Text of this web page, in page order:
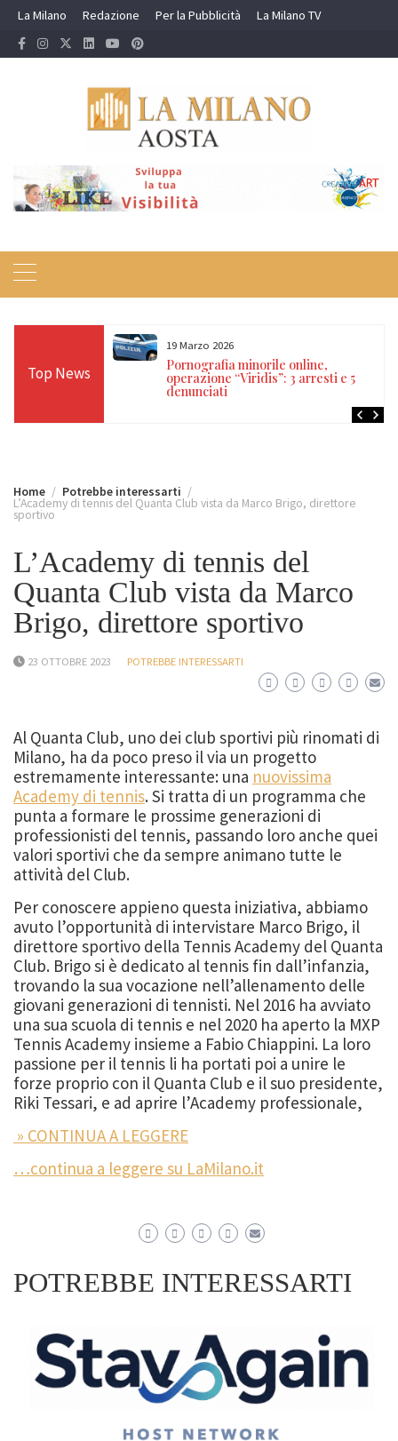
Skip
content
La Milano Redazione Per la Pubblicità La Milano TV
Top News
ore sulle Alpi:
Cervino e
19 Marzo 2026
Pornografia minorile online,
operazione “Viridis”: 3 arresti e 5
denunciati
Home Potrebbe interessarti
L’Academy di tennis del Quanta Club vista da Marco Brigo, direttore
sportivo
L’Academy di tennis del
Quanta Club vista da Marco
Brigo, direttore sportivo
23 OTTOBRE 2023 POTREBBE INTERESSARTI
Al Quanta Club, uno dei club sportivi più rinomati di
Milano, ha da poco preso il via un progetto
estremamente interessante: una nuovissima
Academy di tennis. Si tratta di un programma che
punta a formare le prossime generazioni di
professionisti del tennis, passando loro anche quei
valori sportivi che da sempre animano tutte le
attività del Club.
Per conoscere appieno questa iniziativa, abbiamo
avuto l’opportunità di intervistare Marco Brigo, il
direttore sportivo della Tennis Academy del Quanta
Club. Brigo si è dedicato al tennis fin dall’infanzia,
trovando la sua vocazione nell’allenamento delle
giovani generazioni di tennisti. Nel 2016 ha avviato
una sua scuola di tennis e nel 2020 ha aperto la MXP
Tennis Academy insieme a Fabio Chiappini. La loro
passione per il tennis li ha portati poi a unire le
forze proprio con il Quanta Club e il suo presidente,
Riki Tessari, e ad aprire l’Academy professionale,
» CONTINUA A LEGGERE
…continua a leggere su LaMilano.it
POTREBBE INTERESSARTI